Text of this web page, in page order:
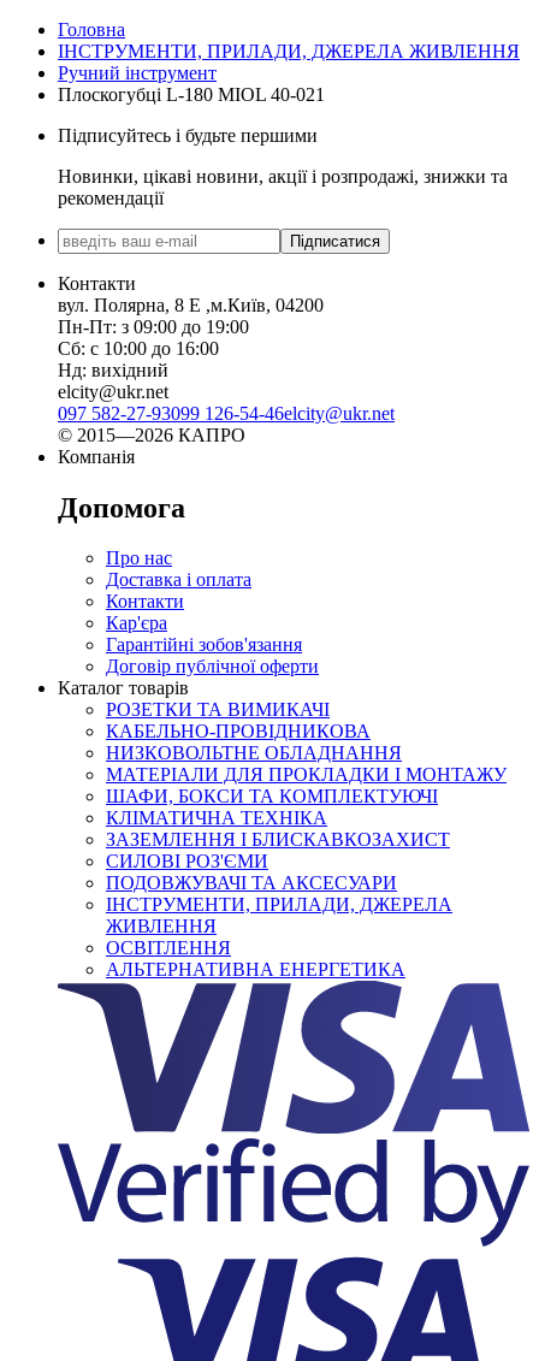
Головна
ІНСТРУМЕНТИ, ПРИЛАДИ, ДЖЕРЕЛА ЖИВЛЕННЯ
Ручний інструмент
Плоскогубці L-180 MIOL 40-021
Підписуйтесь і будьте першими
Новинки, цікаві новини, акції і розпродажі, знижки та
рекомендації
Підписатися
Контакти
вул. Полярна, 8 Е ,м.Київ, 04200
Пн-Пт: з 09:00 до 19:00
Сб: с 10:00 до 16:00
Нд: вихідний
elcity@ukr.net
097 582-27-93099 126-54-46elcity@ukr.net
© 2015—2026 КАПРО
Компанія
Допомога
Про нас
Доставка і оплата
Контакти
Кар'єра
Гарантійні зобов'язання
Договір публічної оферти
Каталог товарів
РОЗЕТКИ ТА ВИМИКАЧІ
КАБЕЛЬНО-ПРОВІДНИКОВА
НИЗКОВОЛЬТНЕ ОБЛАДНАННЯ
МАТЕРІАЛИ ДЛЯ ПРОКЛАДКИ І МОНТАЖУ
ШАФИ, БОКСИ ТА КОМПЛЕКТУЮЧІ
КЛІМАТИЧНА ТЕХНІКА
ЗАЗЕМЛЕННЯ І БЛИСКАВКОЗАХИСТ
СИЛОВІ РОЗ'ЄМИ
ПОДОВЖУВАЧІ ТА АКСЕСУАРИ
ІНСТРУМЕНТИ, ПРИЛАДИ, ДЖЕРЕЛА
ЖИВЛЕННЯ
ОСВІТЛЕННЯ
АЛЬТЕРНАТИВНА ЕНЕРГЕТИКА